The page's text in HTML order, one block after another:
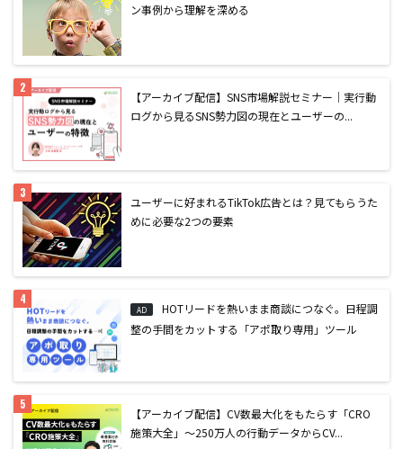
ン事例から理解を深める
【アーカイブ配信】SNS市場解説セミナー｜実行動
ログから見るSNS勢力図の現在とユーザーの...
ユーザーに好まれるTikTok広告とは？見てもらうた
めに必要な2つの要素
AD
HOTリードを熱いまま商談につなぐ。日程調
整の手間をカットする「アポ取り専用」ツール
【アーカイブ配信】CV数最大化をもたらす「CRO
施策大全」〜250万人の行動データからCV...